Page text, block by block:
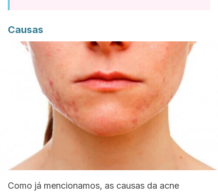
Causas
Como já mencionamos, as causas da acne